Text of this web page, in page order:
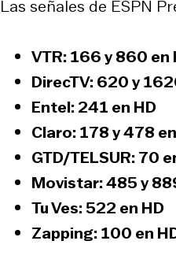
Las señales de ESPN
VTR: 166 y 860 en
DirecTV: 620 y
Entel: 241 en HD
Claro: 178 y 478
GTD/TELSUR: 70
Movistar: 485 y
Tu Ves: 522 en HD
Zapping: 100 en